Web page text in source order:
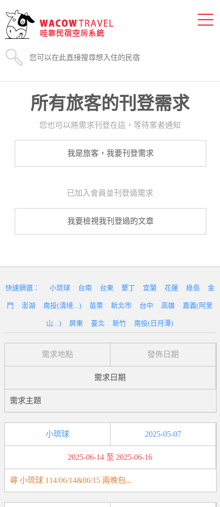
所有旅客的刊登需求
您也可以將需求刊登在這，等待業者通知
我是旅客，我要刊登需求
已加入會員並刊登過需求
我要檢視我刊登過的文章
快速篩選： 小琉球 台南 台東 墾丁 宜蘭 花蓮 綠島 金
門 澎湖 南投(清境...) 苗栗 新北市 台中 高雄 嘉義(阿里
山...) 屏東 臺北 新竹 南投(日月潭)
需求地點 發佈日期
需求日期
需求主題
小琉球 2025-05-07
2025-06-14 至 2025-06-16
尋 小琉球 114/06/14&06/15 兩晚包...